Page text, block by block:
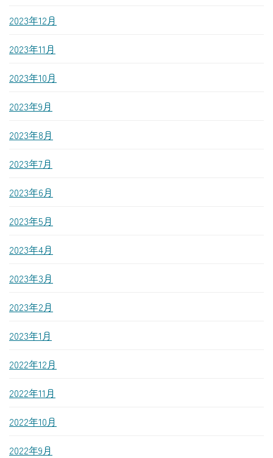
2023年12月
2023年11月
2023年10月
2023年9月
2023年8月
2023年7月
2023年6月
2023年5月
2023年4月
2023年3月
2023年2月
2023年1月
2022年12月
2022年11月
2022年10月
2022年9月